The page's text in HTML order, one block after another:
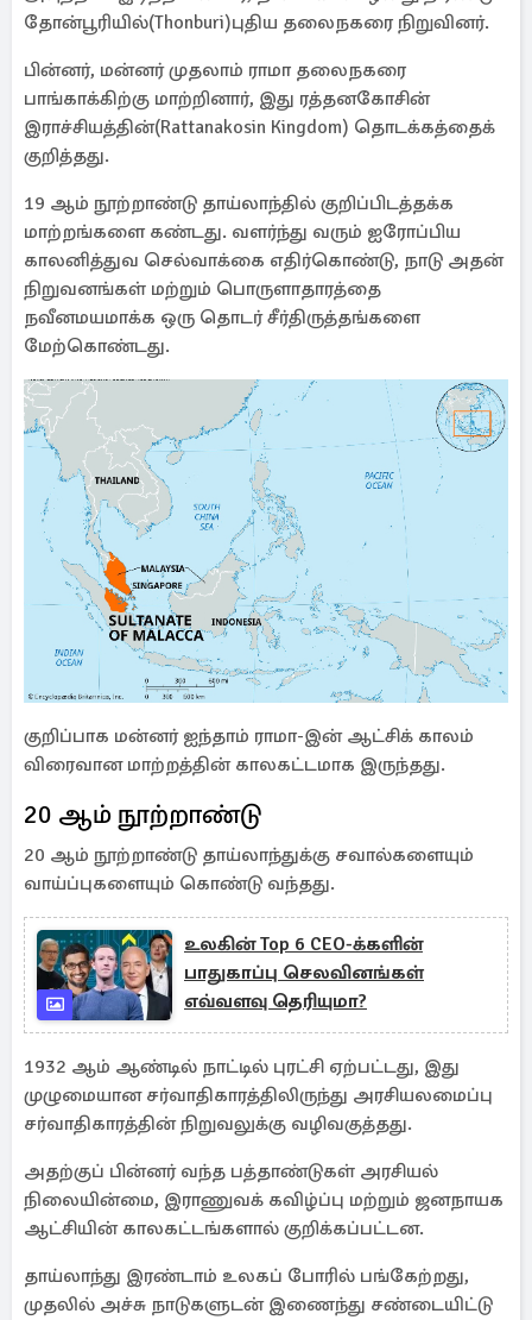
தோன்பூரியில்(Thonburi)புதிய தலைநகரை நிறுவினர்.
பின்னர், மன்னர் முதலாம் ராமா தலைநகரை
பாங்காக்கிற்கு மாற்றினார், இது ரத்தனகோசின்
இராச்சியத்தின்(Rattanakosin Kingdom) தொடக்கத்தைக்
குறித்தது.
19 ஆம் நூற்றாண்டு தாய்லாந்தில் குறிப்பிடத்தக்க
மாற்றங்களை கண்டது. வளர்ந்து வரும் ஐரோப்பிய
காலனித்துவ செல்வாக்கை எதிர்கொண்டு, நாடு அதன்
நிறுவனங்கள் மற்றும் பொருளாதாரத்தை
நவீனமயமாக்க ஒரு தொடர் சீர்திருத்தங்களை
மேற்கொண்டது.
குறிப்பாக மன்னர் ஐந்தாம் ராமா-இன் ஆட்சிக் காலம்
விரைவான மாற்றத்தின் காலகட்டமாக இருந்தது.
20 ஆம் நூற்றாண்டு
20 ஆம் நூற்றாண்டு தாய்லாந்துக்கு சவால்களையும்
வாய்ப்புகளையும் கொண்டு வந்தது.
உலகின் Top 6 CEO-க்களின்
பாதுகாப்பு செலவினங்கள்
எவ்வளவு தெரியுமா?
1932 ஆம் ஆண்டில் நாட்டில் புரட்சி ஏற்பட்டது, இது
முழுமையான சர்வாதிகாரத்திலிருந்து அரசியலமைப்பு
சர்வாதிகாரத்தின் நிறுவலுக்கு வழிவகுத்தது.
அதற்குப் பின்னர் வந்த பத்தாண்டுகள் அரசியல்
நிலையின்மை, இராணுவக் கவிழ்ப்பு மற்றும் ஜனநாயக
ஆட்சியின் காலகட்டங்களால் குறிக்கப்பட்டன.
தாய்லாந்து இரண்டாம் உலகப் போரில் பங்கேற்றது,
முதலில் அச்சு நாடுகளுடன் இணைந்து சண்டையிட்டு